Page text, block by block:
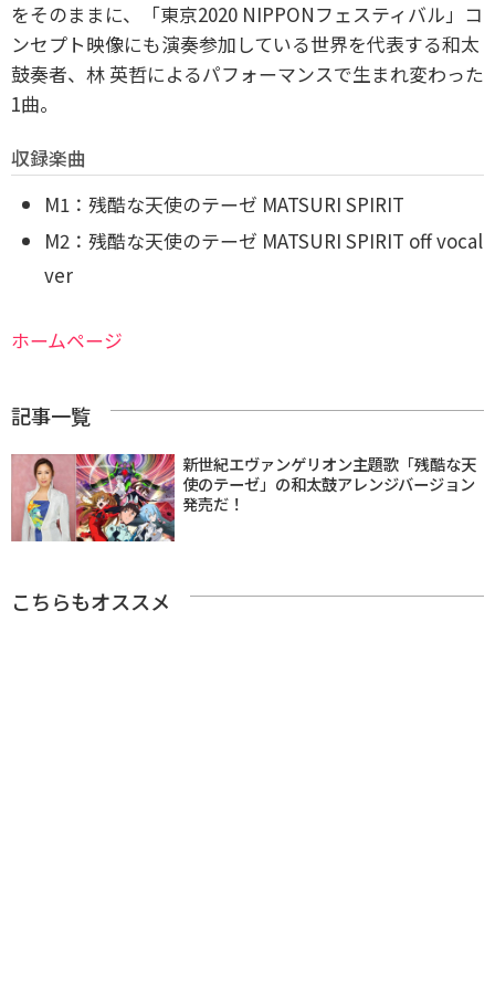
をそのままに、「東京2020 NIPPONフェスティバル」コ
ンセプト映像にも演奏参加している世界を代表する和太
鼓奏者、林 英哲によるパフォーマンスで生まれ変わった
1曲。
収録楽曲
M1：残酷な天使のテーゼ MATSURI SPIRIT
M2：残酷な天使のテーゼ MATSURI SPIRIT off vocal
ver
ホームページ
記事一覧
新世紀エヴァンゲリオン主題歌「残酷な天
使のテーゼ」の和太鼓アレンジバージョン
発売だ！
こちらもオススメ